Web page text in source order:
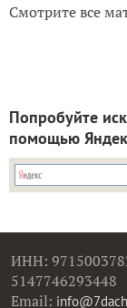
Смотрите все
Попробуйте
помощью
ИНН:
5147746293448
Email: